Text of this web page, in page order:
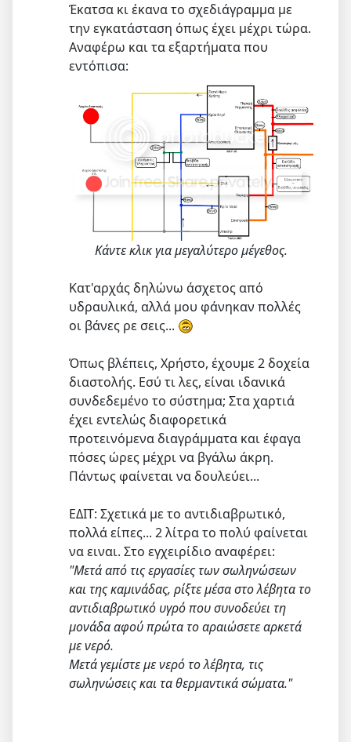
Έκατσα κι έκανα το σχεδιάγραμμα με
την εγκατάσταση όπως έχει μέχρι τώρα.
Αναφέρω και τα εξαρτήματα που
εντόπισα:
Κάντε κλικ για μεγαλύτερο μέγεθος.
Κατ'αρχάς δηλώνω άσχετος από
υδραυλικά, αλλά μου φάνηκαν πολλές
οι βάνες ρε σεις...
Όπως βλέπεις, Χρήστο, έχουμε 2 δοχεία
διαστολής. Εσύ τι λες, είναι ιδανικά
συνδεδεμένο το σύστημα; Στα χαρτιά
έχει εντελώς διαφορετικά
προτεινόμενα διαγράμματα και έφαγα
πόσες ώρες μέχρι να βγάλω άκρη.
Πάντως φαίνεται να δουλεύει...
ΕΔΙΤ: Σχετικά με το αντιδιαβρωτικό,
πολλά είπες... 2 λίτρα το πολύ φαίνεται
να ειναι. Στο εγχειρίδιο αναφέρει:
"Μετά από τις εργασίες των σωληνώσεων
και της καμινάδας, ρίξτε μέσα στο λέβητα το
αντιδιαβρωτικό υγρό που συνοδεύει τη
μονάδα αφού πρώτα το αραιώσετε αρκετά
με νερό.
Μετά γεμίστε με νερό το λέβητα, τις
σωληνώσεις και τα θερμαντικά σώματα."